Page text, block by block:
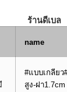
ร้านดีเบล
name
#แบบเกลียว
สูง-ฝา